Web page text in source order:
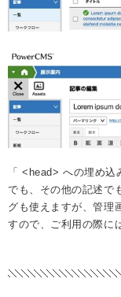
「 <head> への埋め
でも、その他の記述で
グも使えますが、管理
すので、ご利用の際に